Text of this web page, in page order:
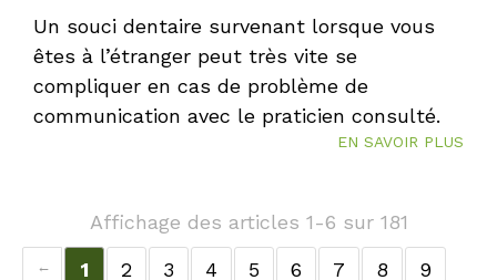
Un souci dentaire survenant lorsque vous
êtes à l’étranger peut très vite se
compliquer en cas de problème de
communication avec le praticien consulté.
EN SAVOIR PLUS
Affichage des articles 1-6 sur 181
1 2 3 4 5 6 7 8
9